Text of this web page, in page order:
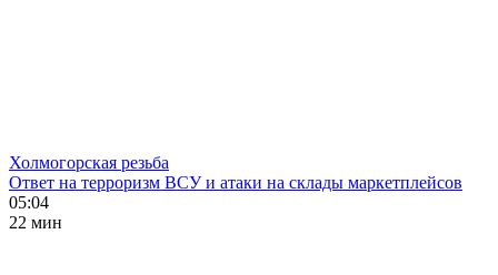
Холмогорская резьба
Ответ на терроризм ВСУ и атаки на склады маркетплейсов
05:04
22 мин